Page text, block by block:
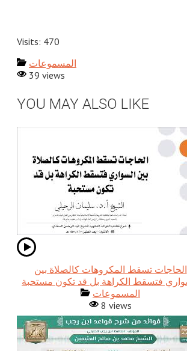
Visits: 470
المسموعات
39 views
YOU MAY ALSO LIKE
الحاجات تسقط المكروهات كالصلاة بين
المسموعات
8 views